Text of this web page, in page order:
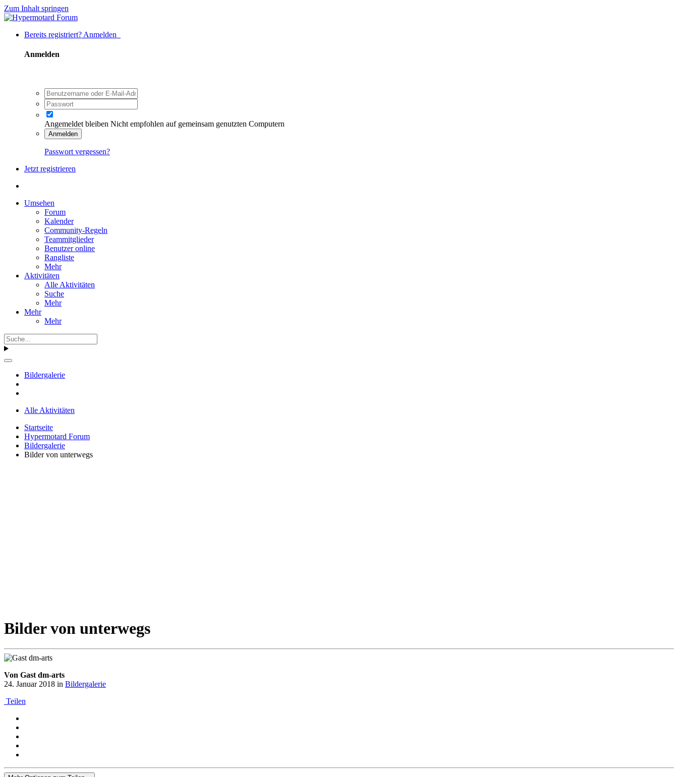
Zum Inhalt springen
Bereits registriert? Anmelden
Anmelden
Angemeldet bleiben Nicht empfohlen auf gemeinsam genutzten Computern
Anmelden
Passwort vergessen?
Jetzt registrieren
Umsehen
Forum
Kalender
Community-Regeln
Teammitglieder
Benutzer online
Rangliste
Mehr
Aktivitäten
Alle Aktivitäten
Suche
Mehr
Mehr
Mehr
Bildergalerie
Alle Aktivitäten
Startseite
Hypermotard Forum
Bildergalerie
Bilder von unterwegs
Bilder von unterwegs
Von Gast dm-arts
24. Januar 2018 in Bildergalerie
Teilen